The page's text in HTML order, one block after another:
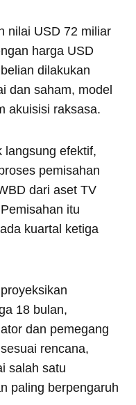
nilai USD 72 miliar
harga USD
dilakukan
dan saham, model
akuisisi raksasa.
langsung efektif,
pemisahan
dari aset TV
itu
kuartal ketiga
18 bulan,
dan pemegang
rencana,
salah satu
paling berpengaruh